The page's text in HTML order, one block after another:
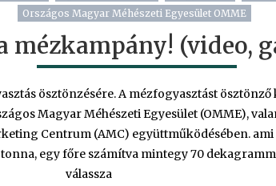
Országos Magyar Méhészeti Egyesület OMME
mézkampány! (video,
ösztönzésére. A mézfogyasztást
Magyar Méhészeti Egyesület (OMME),
Centrum (AMC) együttműködésében.
egy főre számítva mintegy 70
válassza